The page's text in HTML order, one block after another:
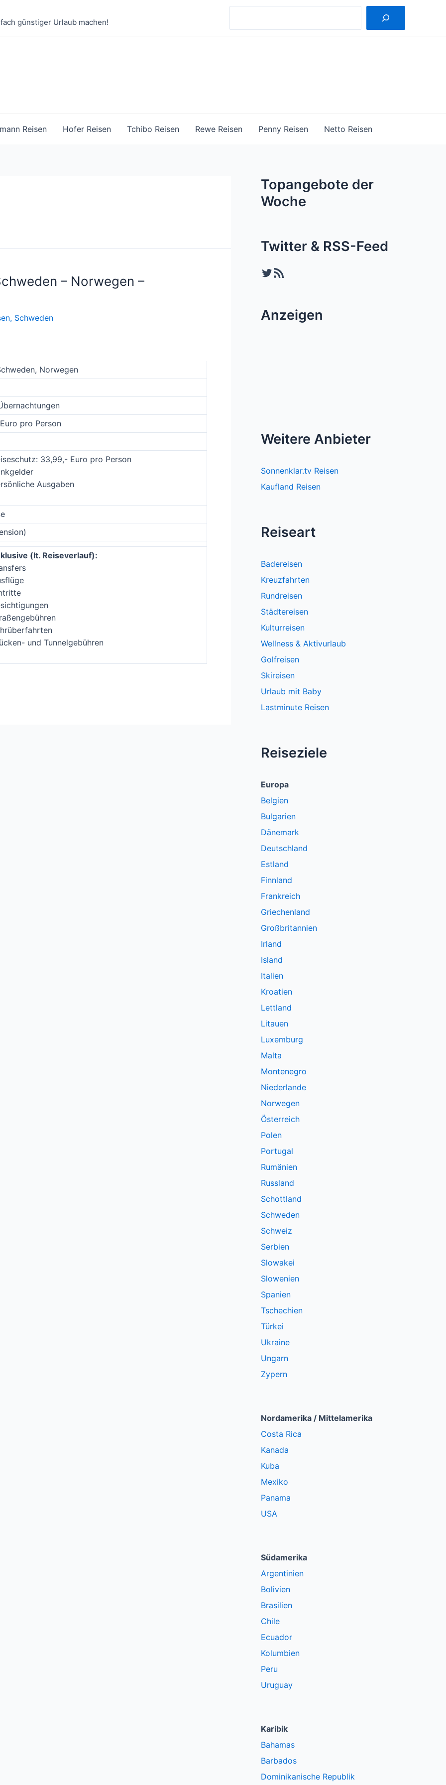
günstiger Urlaub machen!
Reisen Hofer Reisen Tchibo Reisen Rewe Reisen Penny Reisen Netto Reisen
– Norwegen –
, Schweden
Norwegen
pro Person
33,99,- Euro pro Person
Ausgaben
(lt. Reiseverlauf):
und Tunnelgebühren
Topangebote der
Woche
Twitter & RSS-Feed
Twitter RSS-Feed
Anzeigen
Weitere Anbieter
Sonnenklar.tv Reisen
Kaufland Reisen
Reiseart
Badereisen
Kreuzfahrten
Rundreisen
Städtereisen
Kulturreisen
Wellness & Aktivurlaub
Golfreisen
Skireisen
Urlaub mit Baby
Lastminute Reisen
Reiseziele
Europa
Belgien
Bulgarien
Dänemark
Deutschland
Estland
Finnland
Frankreich
Griechenland
Großbritannien
Irland
Island
Italien
Kroatien
Lettland
Litauen
Luxemburg
Malta
Montenegro
Niederlande
Norwegen
Österreich
Polen
Portugal
Rumänien
Russland
Schottland
Schweden
Schweiz
Serbien
Slowakei
Slowenien
Spanien
Tschechien
Türkei
Ukraine
Ungarn
Zypern
Nordamerika / Mittelamerika
Costa Rica
Kanada
Kuba
Mexiko
Panama
USA
Südamerika
Argentinien
Bolivien
Brasilien
Chile
Ecuador
Kolumbien
Peru
Uruguay
Karibik
Bahamas
Barbados
Dominikanische Republik